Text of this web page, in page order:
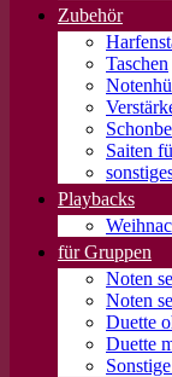
Zubehör
Taschen
Saiten
Playbacks
für Gruppen
Noten
Noten
Duette
Duette